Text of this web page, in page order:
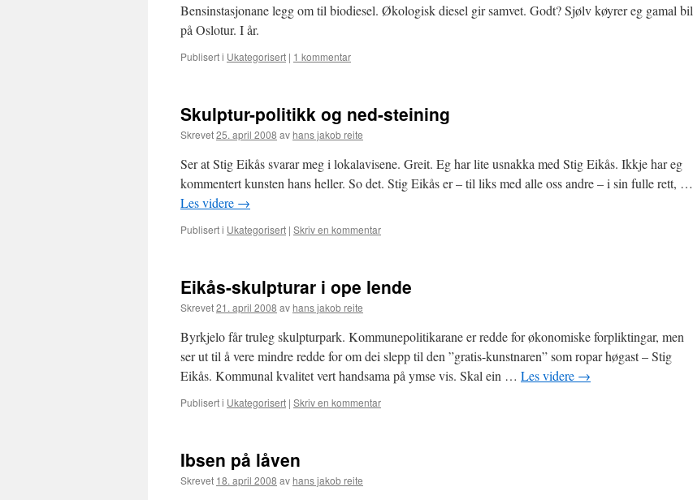
Bensinstasjonane legg om til biodiesel. Økologisk diesel gir samvet. Godt? Sjølv køyrer eg gamal bil
på Oslotur. I år.
Publisert i Ukategorisert | 1 kommentar
Skulptur-politikk og ned-steining
Skrevet25. april 2008 av hans jakob reite
Ser at Stig Eikås svarar meg i lokalavisene. Greit. Eg har lite usnakka med Stig Eikås. Ikkje har eg
kommentert kunsten hans heller. So det. Stig Eikås er – til liks med alle oss andre – i sin fulle rett, …
Les videre →
Publisert i Ukategorisert | Skriv en kommentar
Eikås-skulpturar i ope lende
Skrevet21. april 2008 av hans jakob reite
Byrkjelo får truleg skulpturpark. Kommunepolitikarane er redde for økonomiske forpliktingar, men
ser ut til å vere mindre redde for om dei slepp til den ”gratis-kunstnaren” som ropar høgast – Stig
Eikås. Kommunal kvalitet vert handsama på ymse vis. Skal ein … Les videre →
Publisert i Ukategorisert | Skriv en kommentar
Ibsen på låven
Skrevet 18. april 2008 av hans jakob reite